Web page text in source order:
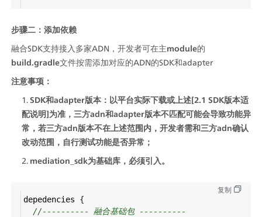
步骤二：添加依赖
融合SDK支持接入多家ADN，开发者可在主module的
build.gradle文件按需添加对应的ADN的SDK和adapter
注意事项：
SDK和adapter版本：以平台实际下载或上述[2.1 SDK版本适
配说明]为准，三方adn和adapter版本不匹配可能会导致功能异
常，若三方adn版本不在上述范围内，开发者需和三方adn确认
改动范围，自行测试功能是否异常；
mediation_sdk为基础库，必须引入。
复制
depedencies {
//---------- 融合基础包 ----------